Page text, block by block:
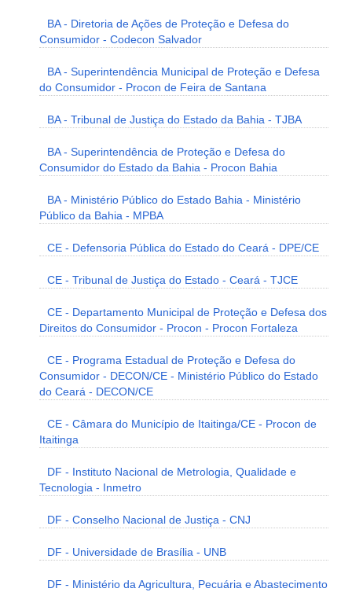
BA - Diretoria de Ações de Proteção e Defesa do
Consumidor - Codecon Salvador
BA - Superintendência Municipal de Proteção e Defesa
do Consumidor - Procon de Feira de Santana
BA - Tribunal de Justiça do Estado da Bahia - TJBA
BA - Superintendência de Proteção e Defesa do
Consumidor do Estado da Bahia - Procon Bahia
BA - Ministério Público do Estado Bahia - Ministério
Público da Bahia - MPBA
CE - Defensoria Pública do Estado do Ceará - DPE/CE
CE - Tribunal de Justiça do Estado - Ceará - TJCE
CE - Departamento Municipal de Proteção e Defesa dos
Direitos do Consumidor - Procon - Procon Fortaleza
CE - Programa Estadual de Proteção e Defesa do
Consumidor - DECON/CE - Ministério Público do Estado
do Ceará - DECON/CE
CE - Câmara do Município de Itaitinga/CE - Procon de
Itaitinga
DF - Instituto Nacional de Metrologia, Qualidade e
Tecnologia - Inmetro
DF - Conselho Nacional de Justiça - CNJ
DF - Universidade de Brasília - UNB
DF - Ministério da Agricultura, Pecuária e Abastecimento